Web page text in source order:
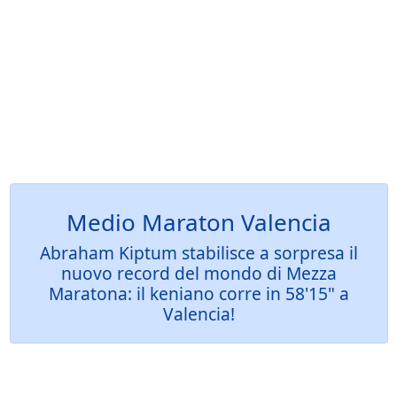
Medio Maraton Valencia
Abraham Kiptum stabilisce a sorpresa il
nuovo record del mondo di Mezza
Maratona: il keniano corre in 58'15" a
Valencia!